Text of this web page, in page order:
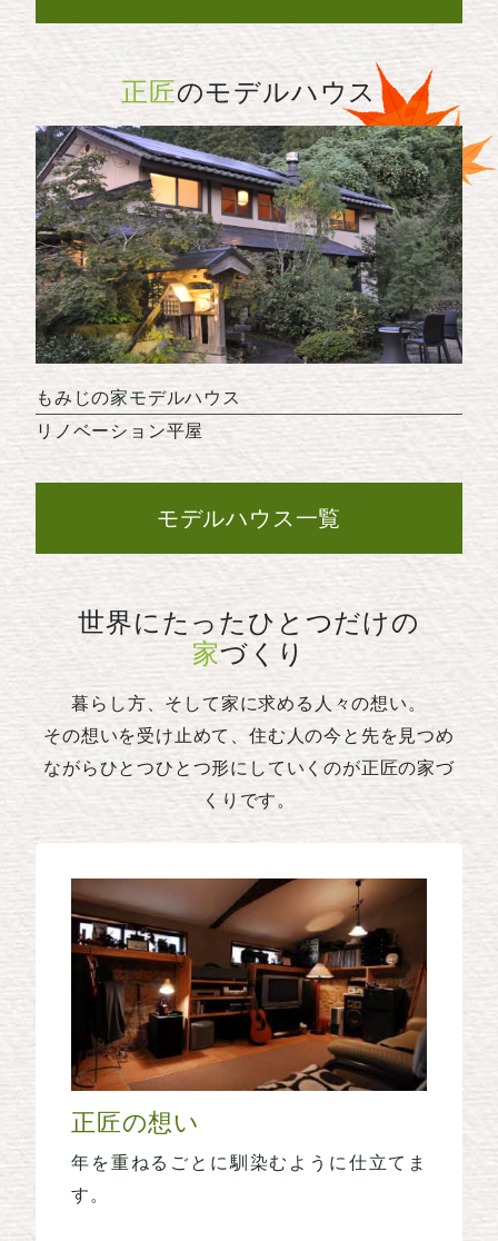
正匠のモデルハウス
もみじの家モデルハウス
リノベーション平屋
モデルハウス一覧
世界にたったひとつだけの
家づくり
暮らし方、そして家に求める人々の想い。
その想いを受け止めて、住む人の今と先を見つめ
ながらひとつひとつ形にしていくのが正匠の家づ
くりです。
正匠の想い
年を重ねるごとに馴染むように仕立てま
す。